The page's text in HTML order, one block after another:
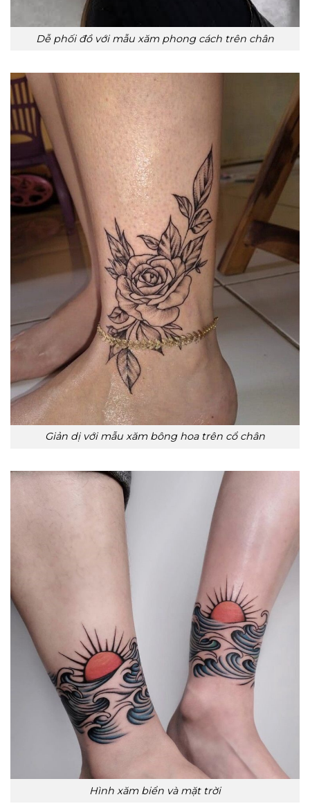
Dễ phối đồ với mẫu xăm phong cách trên chân
Giản dị với mẫu xăm bông hoa trên cổ chân
Hình xăm biển và mặt trời